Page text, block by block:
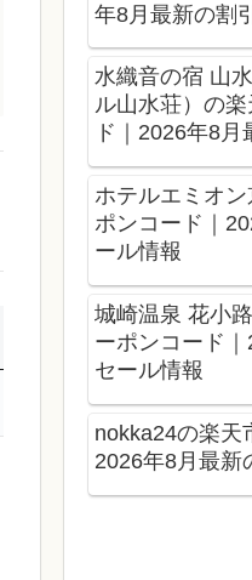
年8月最新の割
水織音の宿 山
ル山水荘）の
ド｜2026年8
ホテルエミオ
ポンコード｜
ール情報
城崎温泉 花小
ーポンコード｜
セール情報
nokka24の楽天
2026年8月最新